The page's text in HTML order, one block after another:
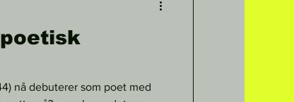
nå debuterer som poet med